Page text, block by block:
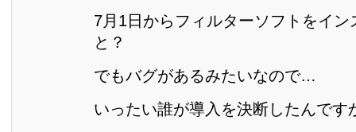
7月1日からフィルターソフトをイン
と？
でもバグがあるみたいなので…
いったい誰が導入を決断したんです